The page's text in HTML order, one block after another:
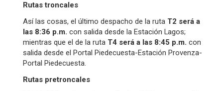
Rutas troncales
Así las cosas, el último despacho de la ruta T2 será a
las 8:36 p.m. con salida desde la Estación Lagos;
mientras que el de la ruta T4 será a las 8:45 p.m. con
salida desde el Portal Piedecuesta-Estación Provenza-
Portal Piedecuesta.
Rutas pretroncales